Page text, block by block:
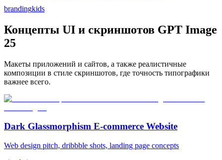
brandingkids
Концепты UI и скриншотов GPT Image
25
Макеты приложений и сайтов, а также реалистичные
композиции в стиле скриншотов, где точность типографики
важнее всего.
Dark Glassmorphism E-commerce Website
Web design pitch, dribbble shots, landing page concepts